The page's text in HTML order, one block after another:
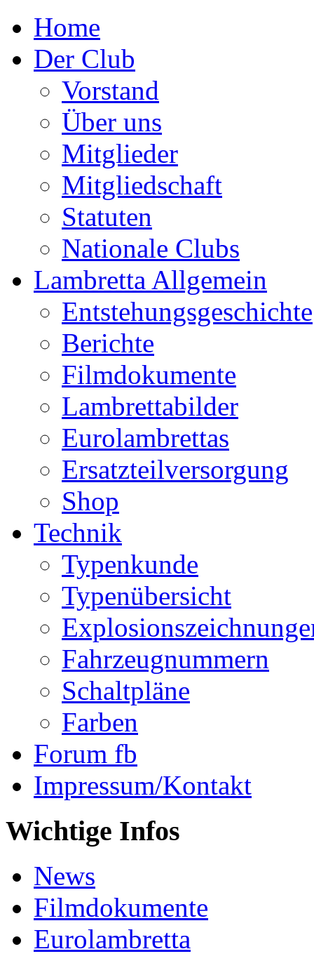
Home
Der Club
Vorstand
Über uns
Mitglieder
Mitgliedschaft
Statuten
Nationale Clubs
Lambretta Allgemein
Entstehungsgeschichte
Berichte
Filmdokumente
Lambrettabilder
Eurolambrettas
Ersatzteilversorgung
Shop
Technik
Typenkunde
Typenübersicht
Fahrzeugnummern
Schaltpläne
Farben
Forum fb
Impressum/Kontakt
Wichtige Infos
News
Filmdokumente
Eurolambretta